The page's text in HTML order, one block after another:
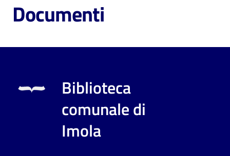
Cosa
fare
Scopri
Documenti
Biblioteca
comunale di
Imola